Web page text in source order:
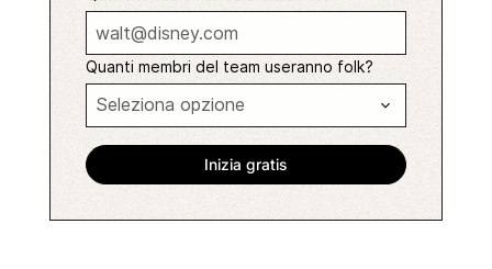
Quanti membri del team useranno folk?